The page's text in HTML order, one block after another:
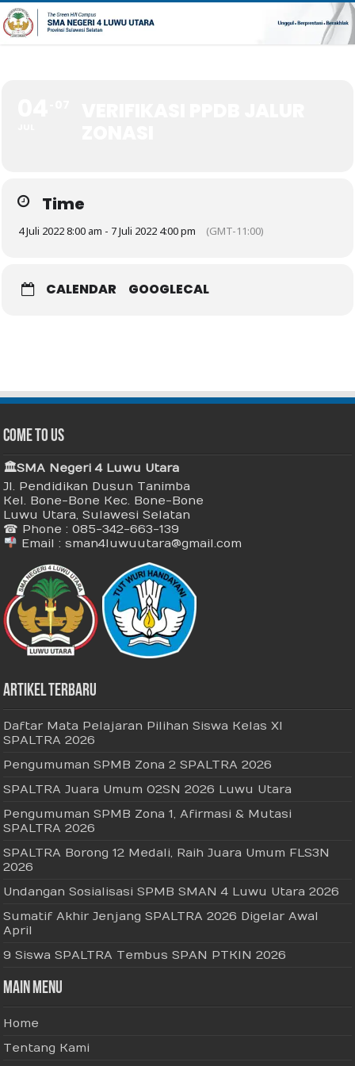
Time
4 Juli 2022 8:00 am - 7 Juli 2022 4:00 pm (GMT-11:00)
CALENDAR GOOGLECAL
Come To Us
🏛 SMA Negeri 4 Luwu Utara
Jl. Pendidikan Dusun Tanimba
Kel. Bone-Bone Kec. Bone-Bone
Luwu Utara, Sulawesi Selatan
☎ Phone : 085-342-663-139
Email : sman4luwuutara@gmail.com
Artikel Terbaru
Daftar Mata Pelajaran Pilihan Siswa Kelas XI
SPALTRA 2026
Pengumuman SPMB Zona 2 SPALTRA 2026
SPALTRA Juara Umum O2SN 2026 Luwu Utara
Pengumuman SPMB Zona 1, Afirmasi & Mutasi
SPALTRA 2026
SPALTRA Borong 12 Medali, Raih Juara Umum FLS3N
2026
Undangan Sosialisasi SPMB SMAN 4 Luwu Utara 2026
Sumatif Akhir Jenjang SPALTRA 2026 Digelar Awal
April
9 Siswa SPALTRA Tembus SPAN PTKIN 2026
Main Menu
Home
Tentang Kami